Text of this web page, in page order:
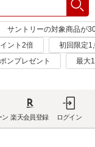
サントリーの対象商品が
ント2倍
初回限定
ンプレゼント
最大
ン 楽天会員登録 ログイン